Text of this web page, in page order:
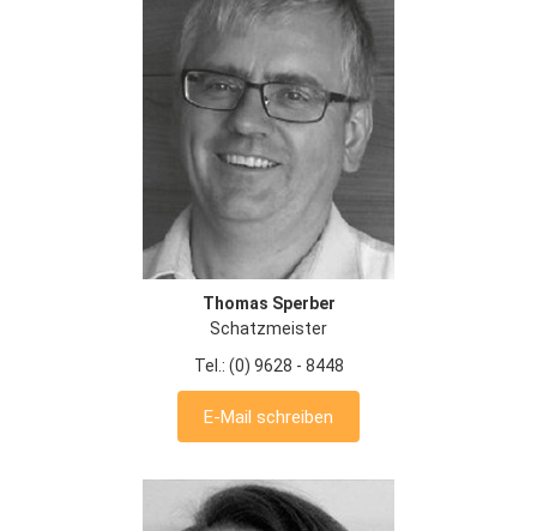
Thomas Sperber
Schatzmeister
Tel.: (0) 9628 - 8448
E-Mail schreiben